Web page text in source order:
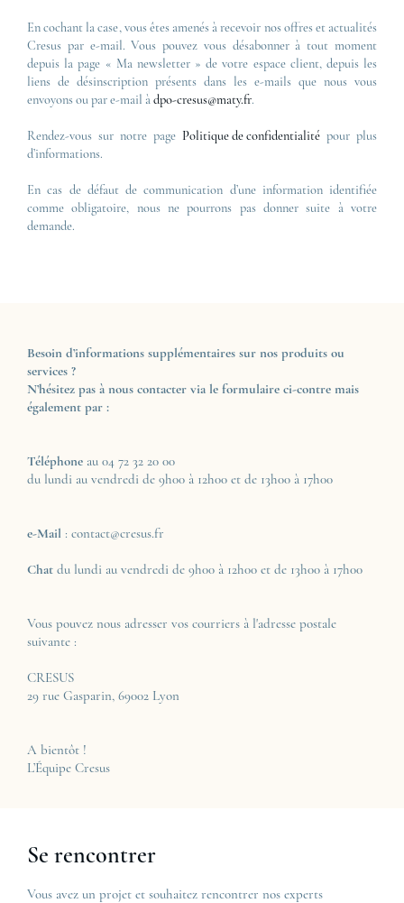
En cochant la case, vous êtes amenés à recevoir nos offres et actualités
Cresus par e-mail. Vous pouvez vous désabonner à tout moment
depuis la page « Ma newsletter » de votre espace client, depuis les
liens de désinscription présents dans les e-mails que nous vous
envoyons ou par e-mail àdpo-cresus@maty.fr.
Rendez-vous sur notre page Politique de confidentialité pour plus
d’informations.
En cas de défaut de communication d’une information identifiée
comme obligatoire, nous ne pourrons pas donner suite à votre
demande.
Besoin d’informations supplémentaires sur nos produits ou
services ?
N’hésitez pas à nous contacter via le formulaire ci-contre mais
également par :
Téléphone au 04 72 32 20 00
du lundi au vendredi de 9h00 à 12h00 et de 13h00 à 17h00
e-Mail : contact@cresus.fr
Chat du lundi au vendredi de 9h00 à 12h00 et de 13h00 à 17h00
Vous pouvez nous adresser vos courriers à l'adresse postale
suivante :
CRESUS
29 rue Gasparin, 69002 Lyon
A bientôt !
L’Équipe Cresus
Se rencontrer
Vous avez un projet et souhaitez rencontrer nos experts